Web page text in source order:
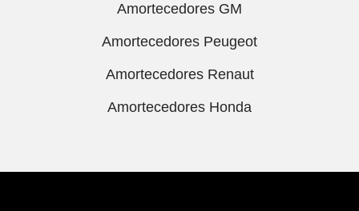
Amortecedores GM
Amortecedores Peugeot
Amortecedores Renaut
Amortecedores Honda